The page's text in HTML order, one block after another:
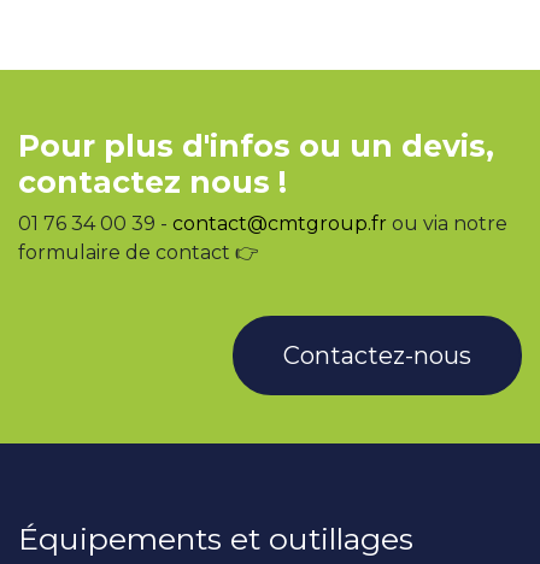
Pour plus d'infos ou un devis,
contactez nous !
01 76 34 00 39 - contact@cmtgroup.fr ou via notre
formulaire de contact 👉
Contactez-nous
Équipements et outillages